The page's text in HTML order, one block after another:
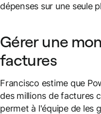
dépenses sur une seule
Gérer une
factures
Francisco estime que
des millions de factures
permet à l'équipe de les